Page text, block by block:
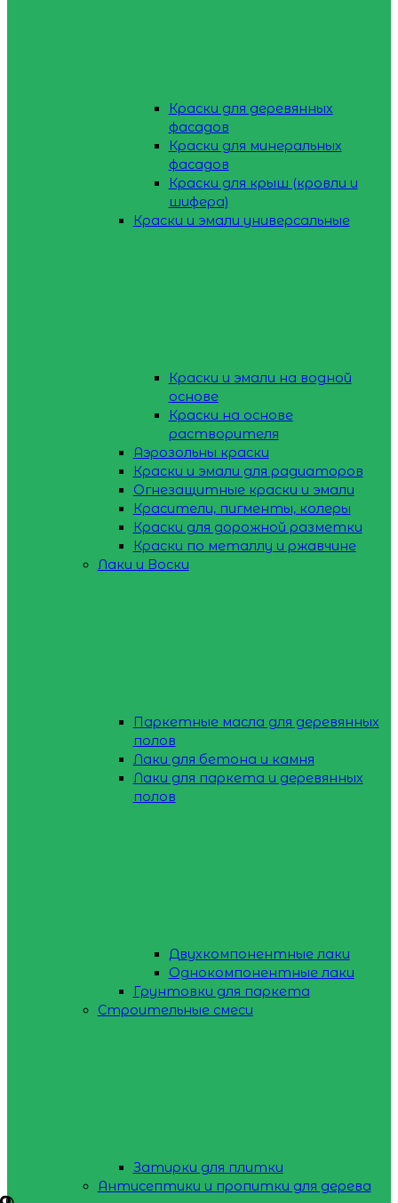
Краски для деревянных
фасадов
Краски для минеральных
фасадов
Краски для крыш (кровли и
шифера)
Краски и эмали универсальные
Краски и эмали на водной
основе
Краски на основе
растворителя
Аэрозольны краски
Краски и эмали для радиаторов
Огнезащитные краски и эмали
Красители, пигменты, колеры
Краски для дорожной разметки
Краски по металлу и ржавчине
Лаки и Воски
Паркетные масла для деревянных
полов
Лаки для бетона и камня
Лаки для паркета и деревянных
полов
Двухкомпонентные лаки
Однокомпонентные лаки
Грунтовки для паркета
Строительные смеси
Затирки для плитки
Антисептики и пропитки для дерева